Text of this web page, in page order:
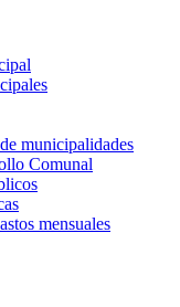
municipalidades
Comunal
mensuales